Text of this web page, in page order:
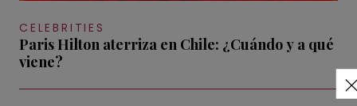
CELEBRITIES
Paris Hilton aterriza en Chile: ¿Cuándo y a qué
viene?